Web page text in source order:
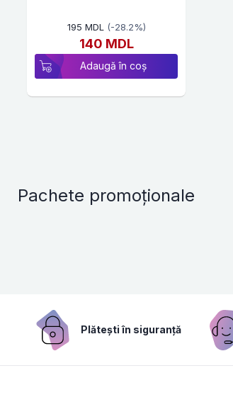
195 MDL (-28.2%)
140 MDL
Adaugă în coș
Pachete promoționale
Plătești în siguranță